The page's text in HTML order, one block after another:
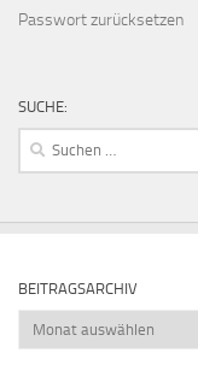
Passwort zurücksetzen
SUCHE:
Suchen
BEITRAGSARCHIV
Beitragsarchiv